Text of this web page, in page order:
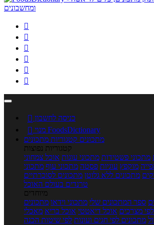






 כניסה לחשבון

מנוי FoodsDictionary
מתכונים קטגוריות מתכונים
קטגוריות נפוצות
מתכוני פשטידות מתכוני עוגות אוכל צמחוני
מוקפץ עוגיות פסטה מתכוני עוף מתכוני
מתכונים ללא גלוטן מתכונים לסוכרתיים
טרנדים בעולם האוכל
מיוחדים
ספר המתכונים שלי מתכוני וידאו מתכונים
מצרכים אוכל דיאטטי אוכל בריא מאכלי
מתכונים לפי חגים ועונות לפי שיטות הכנה